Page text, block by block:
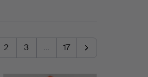
2 3 … 17